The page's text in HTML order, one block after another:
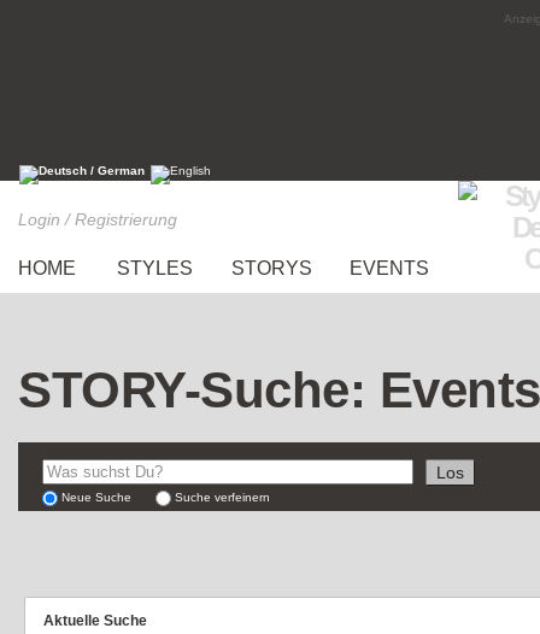
Login / Registrierung
HOME STYLES STORYS EVENTS
STORY-Suche: Events
Neue Suche Suche verfeinern
Aktuelle Suche